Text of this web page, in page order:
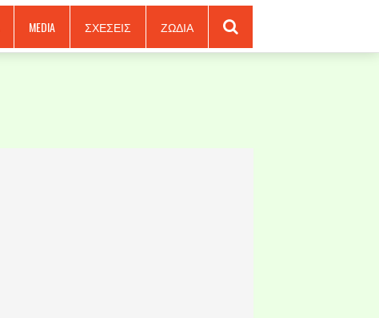
MEDIA ΣΧΕΣΕΙΣ ΖΩΔΙΑ